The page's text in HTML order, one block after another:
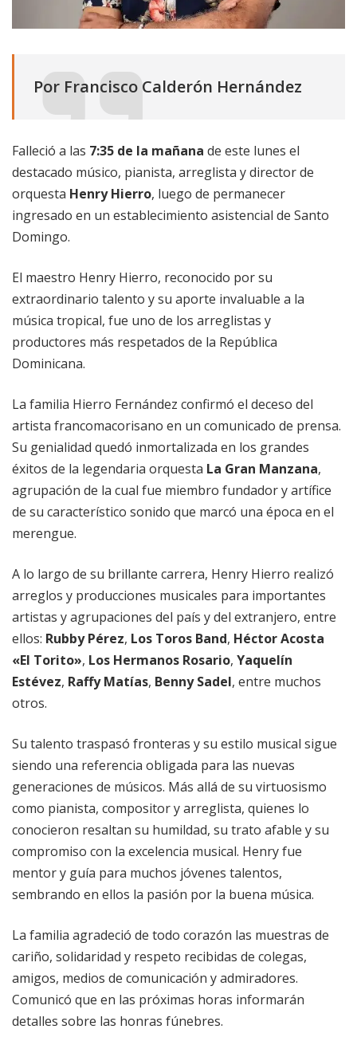
Por Francisco Calderón Hernández
Falleció a las 7:35 de la mañana de este lunes el
destacado músico, pianista, arreglista y director de
orquesta Henry Hierro, luego de permanecer
ingresado en un establecimiento asistencial de Santo
Domingo.
El maestro Henry Hierro, reconocido por su
extraordinario talento y su aporte invaluable a la
música tropical, fue uno de los arreglistas y
productores más respetados de la República
Dominicana.
La familia Hierro Fernández confirmó el deceso del
artista francomacorisano en un comunicado de prensa.
Su genialidad quedó inmortalizada en los grandes
éxitos de la legendaria orquesta La Gran Manzana,
agrupación de la cual fue miembro fundador y artífice
de su característico sonido que marcó una época en el
merengue.
A lo largo de su brillante carrera, Henry Hierro realizó
arreglos y producciones musicales para importantes
artistas y agrupaciones del país y del extranjero, entre
ellos: Rubby Pérez, Los Toros Band, Héctor Acosta
«El Torito», Los Hermanos Rosario, Yaquelín
Estévez, Raffy Matías, Benny Sadel, entre muchos
otros.
Su talento traspasó fronteras y su estilo musical sigue
siendo una referencia obligada para las nuevas
generaciones de músicos. Más allá de su virtuosismo
como pianista, compositor y arreglista, quienes lo
conocieron resaltan su humildad, su trato afable y su
compromiso con la excelencia musical. Henry fue
mentor y guía para muchos jóvenes talentos,
sembrando en ellos la pasión por la buena música.
La familia agradeció de todo corazón las muestras de
cariño, solidaridad y respeto recibidas de colegas,
amigos, medios de comunicación y admiradores.
Comunicó que en las próximas horas informarán
detalles sobre las honras fúnebres.